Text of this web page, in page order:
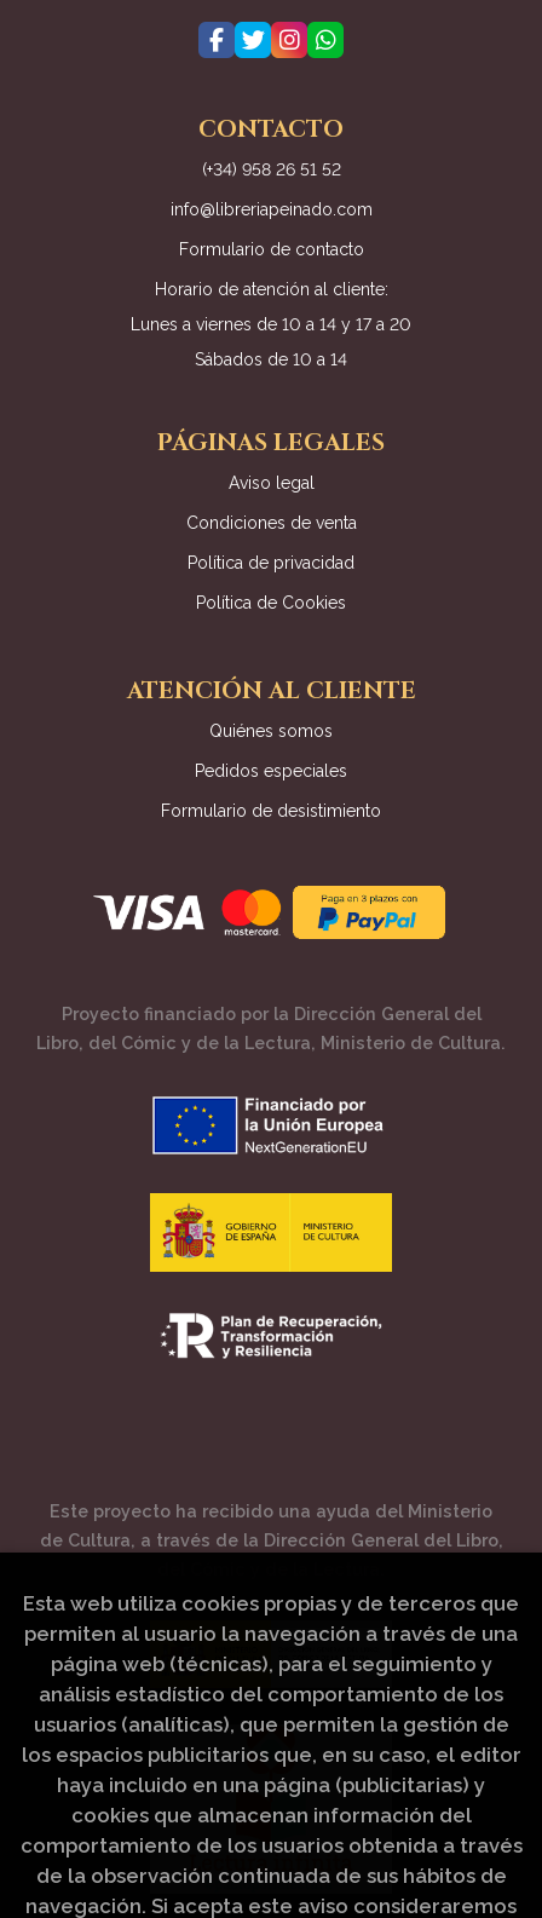
CONTACTO
(+34) 958 26 51 52
info@libreriapeinado.com
Formulario de contacto
Horario de atención al cliente:
Lunes a viernes de 10 a 14 y 17 a 20
Sábados de 10 a 14
PÁGINAS LEGALES
Aviso legal
Condiciones de venta
Política de privacidad
Política de Cookies
ATENCIÓN AL CLIENTE
Quiénes somos
Pedidos especiales
Formulario de desistimiento
Proyecto financiado por la Dirección General del
Libro, del Cómic y de la Lectura, Ministerio de Cultura.
Este proyecto ha recibido una ayuda del Ministerio
de Cultura, a través de la Dirección General del Libro,
Esta web utiliza cookies propias y de terceros que
permiten al usuario la navegación a través de una
página web (técnicas), para el seguimiento y
análisis estadístico del comportamiento de los
usuarios (analíticas), que permiten la gestión de
los espacios publicitarios que, en su caso, el editor
haya incluido en una página (publicitarias) y
cookies que almacenan información del
comportamiento de los usuarios obtenida a través
de la observación continuada de sus hábitos de
navegación. Si acepta este aviso consideraremos